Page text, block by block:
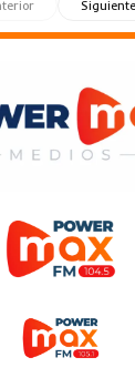
Siguiente